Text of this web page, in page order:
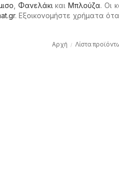
Φανελάκι καιΜπλούζα. Οι
. Εξοικονομήστε χρήματα
Αρχή Λίστα